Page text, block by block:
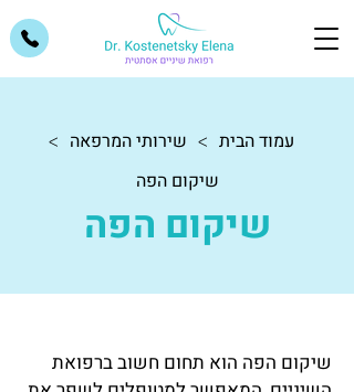
עמוד הבית > שירותי המרפאה >
שיקום הפה
שיקום הפה
שיקום הפה הוא תחום חשוב ברפואת